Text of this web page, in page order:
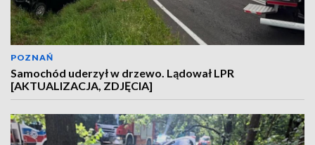
POZNAŃ
Samochód uderzył w drzewo. Lądował LPR
[AKTUALIZACJA, ZDJĘCIA]